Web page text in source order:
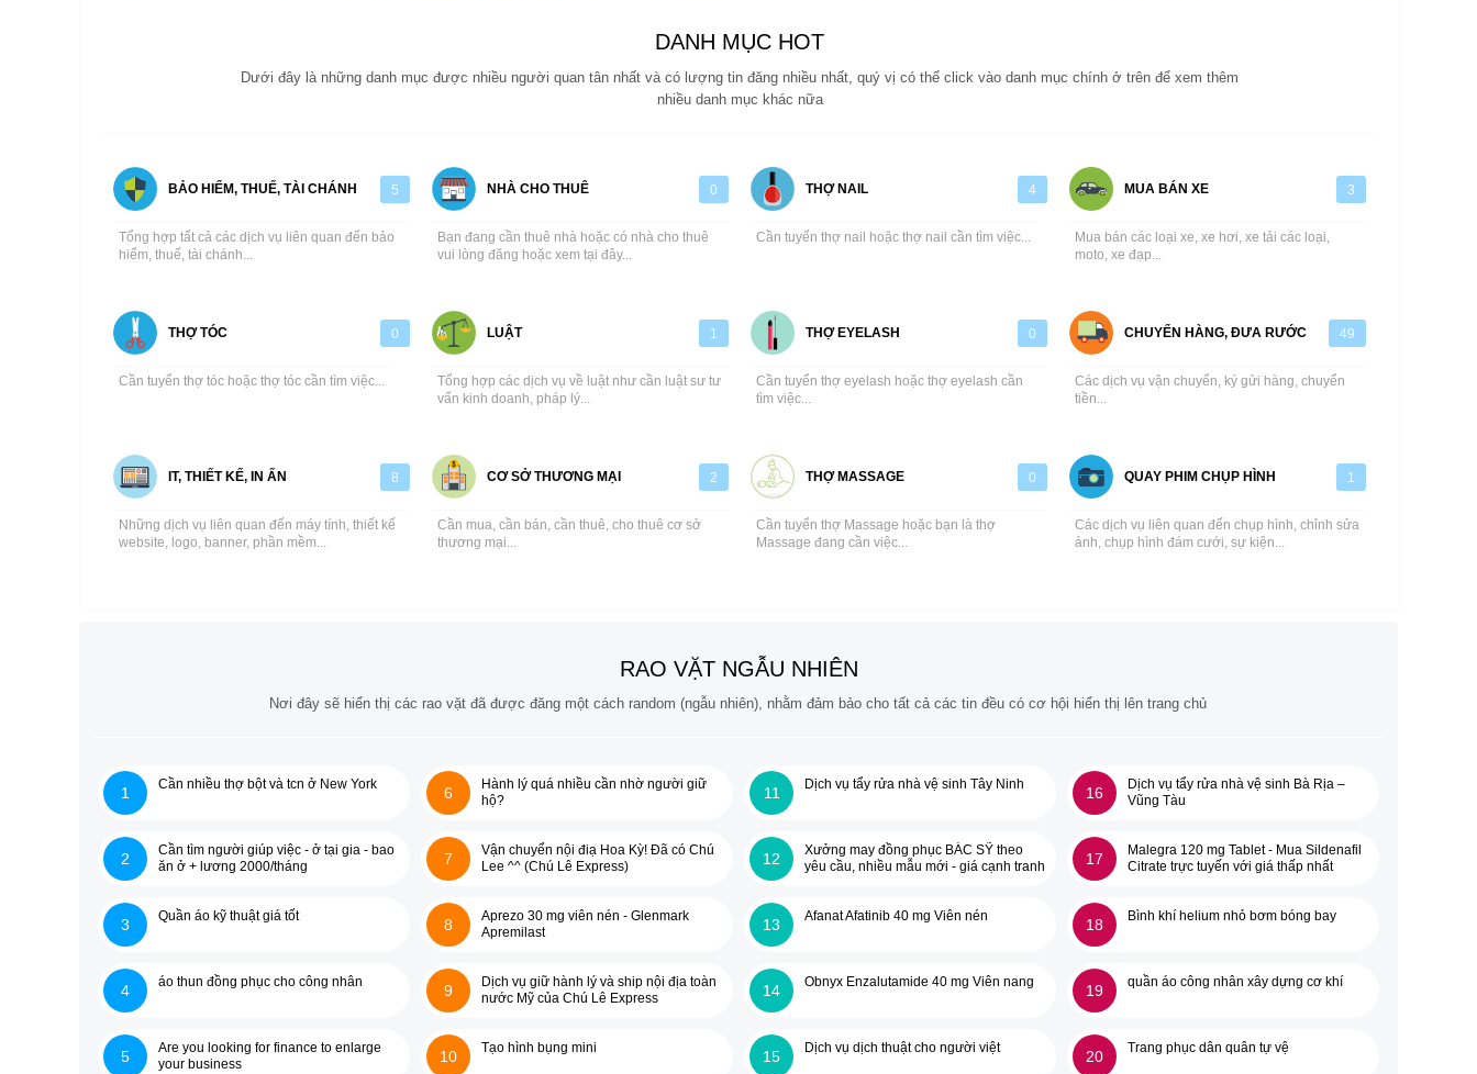
DANH MỤC HOT
Dưới đây là những danh mục được nhiều người quan tân nhất và có lượng tin đăng nhiều nhất, quý vị có thể click vào danh mục chính ở trên để xem thêm
nhiều danh mục khác nữa
BẢO HIỂM, THUẾ, TÀI CHÁNH 5
Tổng hợp tất cả các dịch vụ liên quan đến bảo
hiểm, thuế, tài chánh...
NHÀ CHO THUÊ 0
Bạn đang cần thuê nhà hoặc có nhà cho thuê
vui lòng đăng hoặc xem tại đây...
THỢ NAIL 4
Cần tuyển thợ nail hoặc thợ nail cần tìm việc...
MUA BÁN XE 3
Mua bán các loại xe, xe hơi, xe tải các loại,
moto, xe đạp...
THỢ TÓC 0
Cần tuyển thợ tóc hoặc thợ tóc cần tìm việc...
LUẬT 1
Tổng hợp các dịch vụ về luật như cần luật sư tư
vấn kinh doanh, pháp lý...
THỢ EYELASH 0
Cần tuyển thợ eyelash hoặc thợ eyelash cần
tìm việc...
CHUYỂN HÀNG, ĐƯA RƯỚC 49
Các dịch vụ vận chuyển, ký gửi hàng, chuyển
tiền...
IT, THIẾT KẾ, IN ẤN 8
Những dịch vụ liên quan đến máy tính, thiết kế
website, logo, banner, phần mềm...
CƠ SỞ THƯƠNG MẠI 2
Cần mua, cần bán, cần thuê, cho thuê cơ sở
thương mại...
THỢ MASSAGE 0
Cần tuyển thợ Massage hoặc bạn là thợ
Massage đang cần việc...
QUAY PHIM CHỤP HÌNH 1
Các dịch vụ liên quan đến chụp hình, chỉnh sửa
ảnh, chụp hình đám cưới, sự kiện...
RAO VẶT NGẪU NHIÊN
Nơi đây sẽ hiển thị các rao vặt đã được đăng một cách random (ngẫu nhiên), nhằm đảm bảo cho tất cả các tin đều có cơ hội hiển thị lên trang chủ
1 Cần nhiều thợ bột và tcn ở New York
2
Cần tìm người giúp việc - ở tại gia - bao
ăn ở + lương 2000/tháng
3 Quần áo kỹ thuật giá tốt
4 áo thun đồng phục cho công nhân
5
Are you looking for finance to enlarge
your business
6
Hành lý quá nhiều cần nhờ người giữ
hộ?
7
Vận chuyển nội điạ Hoa Kỳ! Đã có Chú
Lee ^^ (Chú Lê Express)
8
Aprezo 30 mg viên nén - Glenmark
Apremilast
9
Dịch vụ giữ hành lý và ship nội địa toàn
nước Mỹ của Chú Lê Express
10 Tạo hình bụng mini
11 Dịch vụ tẩy rửa nhà vệ sinh Tây Ninh
12
Xưởng may đồng phục BÁC SỸ theo
yêu cầu, nhiều mẫu mới - giá cạnh tranh
13 Afanat Afatinib 40 mg Viên nén
14 Obnyx Enzalutamide 40 mg Viên nang
15 Dịch vụ dịch thuật cho người việt
16
Dịch vụ tẩy rửa nhà vệ sinh Bà Rịa –
Vũng Tàu
17
Malegra 120 mg Tablet - Mua Sildenafil
Citrate trực tuyến với giá thấp nhất
18 Bình khí helium nhỏ bơm bóng bay
19 quần áo công nhân xây dựng cơ khí
20 Trang phục dân quân tự vệ